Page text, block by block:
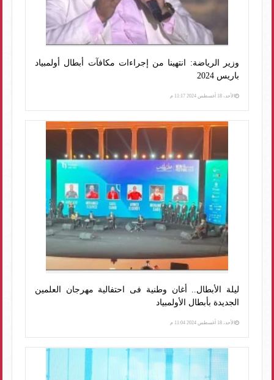
وزير الرياضة: انتهينا من إجراءات مكافآت أبطال أولمبياد
باريس 2024
الأحد، 18 أغسطس 2024 11:17 م
ليلة الأبطال.. أغان وطنية فى احتفالية مهرجان العلمين
الجديدة بأبطال الأولمبياد
الأحد، 18 أغسطس 2024 11:04 م